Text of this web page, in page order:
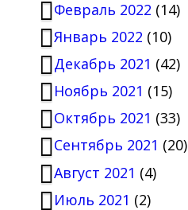
Февраль 2022 (14)
Январь 2022 (10)
Декабрь 2021 (42)
Ноябрь 2021 (15)
Октябрь 2021 (33)
Сентябрь 2021 (20)
Август 2021 (4)
Июль 2021 (2)